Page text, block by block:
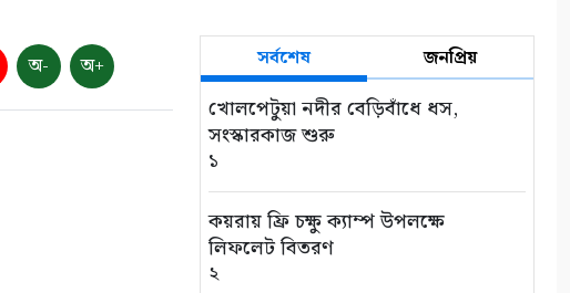
অ- অ+ সর্বশেষ জনপ্রিয়
খোলপেটুয়া নদীর বেড়িবাঁধে ধস,
সংস্কারকাজ শুরু
১
কয়রায় ফ্রি চক্ষু ক্যাম্প উপলক্ষে
লিফলেট বিতরণ
২